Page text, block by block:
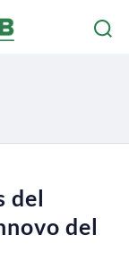
del
del